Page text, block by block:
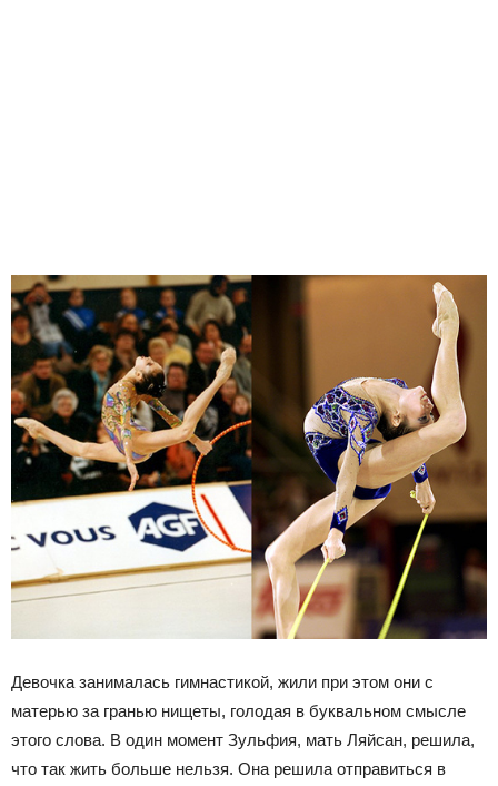
Девочка занималась гимнастикой, жили при этом они с
матерью за гранью нищеты, голодая в буквальном смысле
этого слова. В один момент Зульфия, мать Ляйсан, решила,
что так жить больше нельзя. Она решила отправиться в